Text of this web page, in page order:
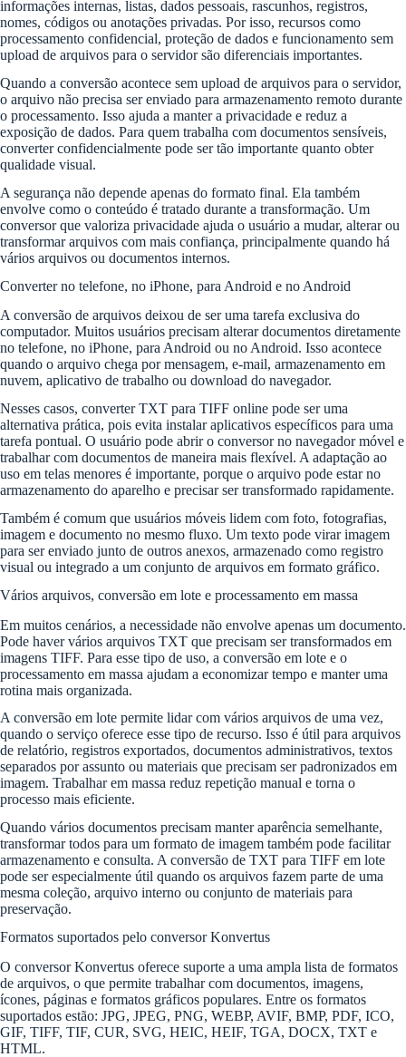
informações internas, listas, dados pessoais, rascunhos, registros,
nomes, códigos ou anotações privadas. Por isso, recursos como
processamento confidencial, proteção de dados e funcionamento sem
upload de arquivos para o servidor são diferenciais importantes.
Quando a conversão acontece sem upload de arquivos para o servidor,
o arquivo não precisa ser enviado para armazenamento remoto durante
o processamento. Isso ajuda a manter a privacidade e reduz a
exposição de dados. Para quem trabalha com documentos sensíveis,
converter confidencialmente pode ser tão importante quanto obter
qualidade visual.
A segurança não depende apenas do formato final. Ela também
envolve como o conteúdo é tratado durante a transformação. Um
conversor que valoriza privacidade ajuda o usuário a mudar, alterar ou
transformar arquivos com mais confiança, principalmente quando há
vários arquivos ou documentos internos.
Converter no telefone, no iPhone, para Android e no Android
A conversão de arquivos deixou de ser uma tarefa exclusiva do
computador. Muitos usuários precisam alterar documentos diretamente
no telefone, no iPhone, para Android ou no Android. Isso acontece
quando o arquivo chega por mensagem, e-mail, armazenamento em
nuvem, aplicativo de trabalho ou download do navegador.
Nesses casos, converter TXT para TIFF online pode ser uma
alternativa prática, pois evita instalar aplicativos específicos para uma
tarefa pontual. O usuário pode abrir o conversor no navegador móvel e
trabalhar com documentos de maneira mais flexível. A adaptação ao
uso em telas menores é importante, porque o arquivo pode estar no
armazenamento do aparelho e precisar ser transformado rapidamente.
Também é comum que usuários móveis lidem com foto, fotografias,
imagem e documento no mesmo fluxo. Um texto pode virar imagem
para ser enviado junto de outros anexos, armazenado como registro
visual ou integrado a um conjunto de arquivos em formato gráfico.
Vários arquivos, conversão em lote e processamento em massa
Em muitos cenários, a necessidade não envolve apenas um documento.
Pode haver vários arquivos TXT que precisam ser transformados em
imagens TIFF. Para esse tipo de uso, a conversão em lote e o
processamento em massa ajudam a economizar tempo e manter uma
rotina mais organizada.
A conversão em lote permite lidar com vários arquivos de uma vez,
quando o serviço oferece esse tipo de recurso. Isso é útil para arquivos
de relatório, registros exportados, documentos administrativos, textos
separados por assunto ou materiais que precisam ser padronizados em
imagem. Trabalhar em massa reduz repetição manual e torna o
processo mais eficiente.
Quando vários documentos precisam manter aparência semelhante,
transformar todos para um formato de imagem também pode facilitar
armazenamento e consulta. A conversão de TXT para TIFF em lote
pode ser especialmente útil quando os arquivos fazem parte de uma
mesma coleção, arquivo interno ou conjunto de materiais para
preservação.
Formatos suportados pelo conversor Konvertus
O conversor Konvertus oferece suporte a uma ampla lista de formatos
de arquivos, o que permite trabalhar com documentos, imagens,
ícones, páginas e formatos gráficos populares. Entre os formatos
suportados estão: JPG, JPEG, PNG, WEBP, AVIF, BMP, PDF, ICO,
GIF, TIFF, TIF, CUR, SVG, HEIC, HEIF, TGA, DOCX, TXT e
HTML.